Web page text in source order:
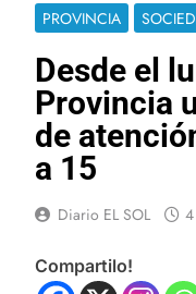
PROVINCIA
Desde el
Provincia
de
a 15
Diario EL SOL
Compartilo!